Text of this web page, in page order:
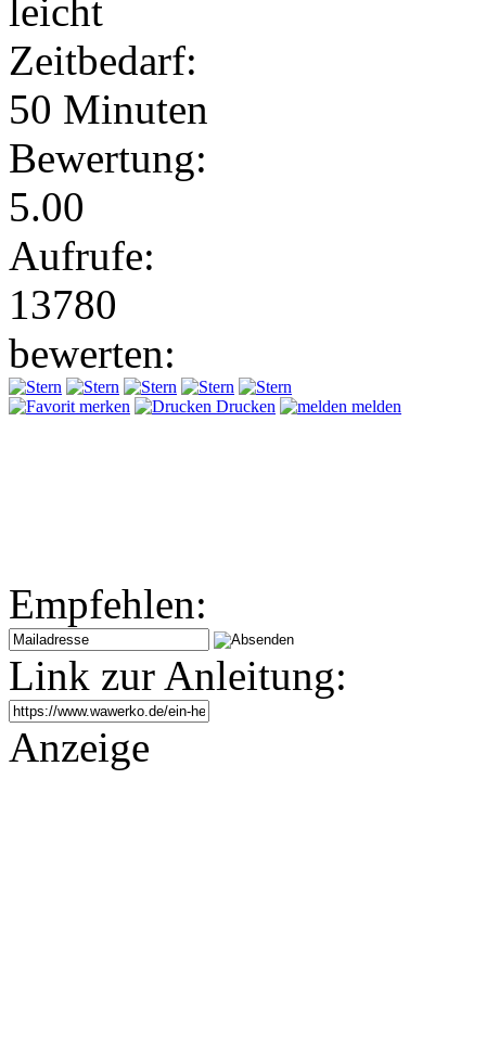
leicht
Zeitbedarf:
50 Minuten
Bewertung:
5.00
Aufrufe:
13780
bewerten:
merken Drucken melden
Empfehlen:
Link zur Anleitung:
Anzeige